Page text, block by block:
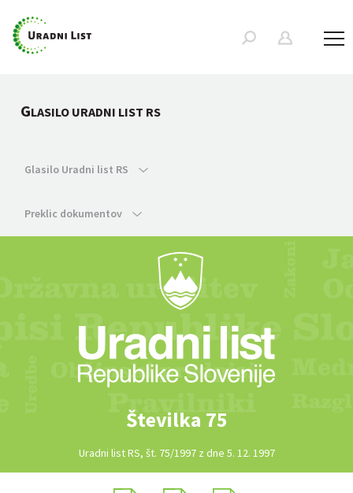
GLASILO URADNI LIST RS
Glasilo Uradni list RS
Preklic dokumentov
Številka 75
Uradni list RS, št. 75/1997 z dne 5. 12. 1997